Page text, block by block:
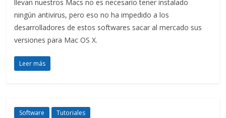
llevan nuestros Macs no es necesario tener instalado
ningún antivirus, pero eso no ha impedido a los
desarrolladores de estos softwares sacar al mercado sus
versiones para Mac OS X.
Leer más
Software Tutoriales